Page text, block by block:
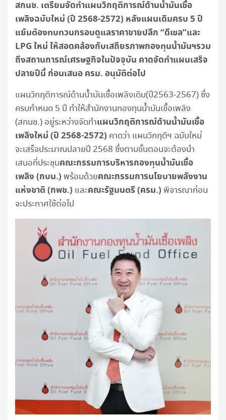
สกนช. เตรียมจัดทำแผนวิกฤติการณ์ด้านน้ำมันเชื้อ
เพลิงฉบับใหม่ (ปี 2568-2572) หลังแผนเดิมครบ 5 ปี
แย้มต้องทบทวนกรอบดูแลราคาขายปลีก “ดีเซล”และ
LPGใหม่ ให้สอดคล้องกับเสถียรภาพกองทุนน้ำมันฯรวม
ถึงสถานการณ์เศรษฐกิจในปัจจุบัน คาดจัดทำแผนเสร็จ
ปลายปีนี้ ก่อนเสนอ ครม. อนุมัติต่อไป
แผนวิกฤติการณ์ด้านน้ำมันเชื้อเพลิงเดิม(ปี2563-2567) ซึ่ง
ครบกำหนด 5 ปี ทำให้สำนักงานกองทุนน้ำมันเชื้อเพลิง
(สกนช.) อยู่ระหว่างจัดทำแผนวิกฤติการณ์ด้านน้ำมันเชื้อ
เพลิงใหม่ (ปี 2568-2572) คาดว่า แผนวิกฤติฯ ฉบับใหม่
จะเสร็จประมาณปลายปี 2568 ซึ่งตามขั้นตอนจะต้องนำ
เสนอที่ประชุมคณะกรรมการบริหารกองทุนน้ำมันเชื้อ
เพลิง (กบน.) พร้อมด้วยคณะกรรมการนโยบายพลังงาน
แห่งชาติ (กพช.) และคณะรัฐมนตรี (ครม.) พิจารณาก่อน
จะประกาศใช้ต่อไป